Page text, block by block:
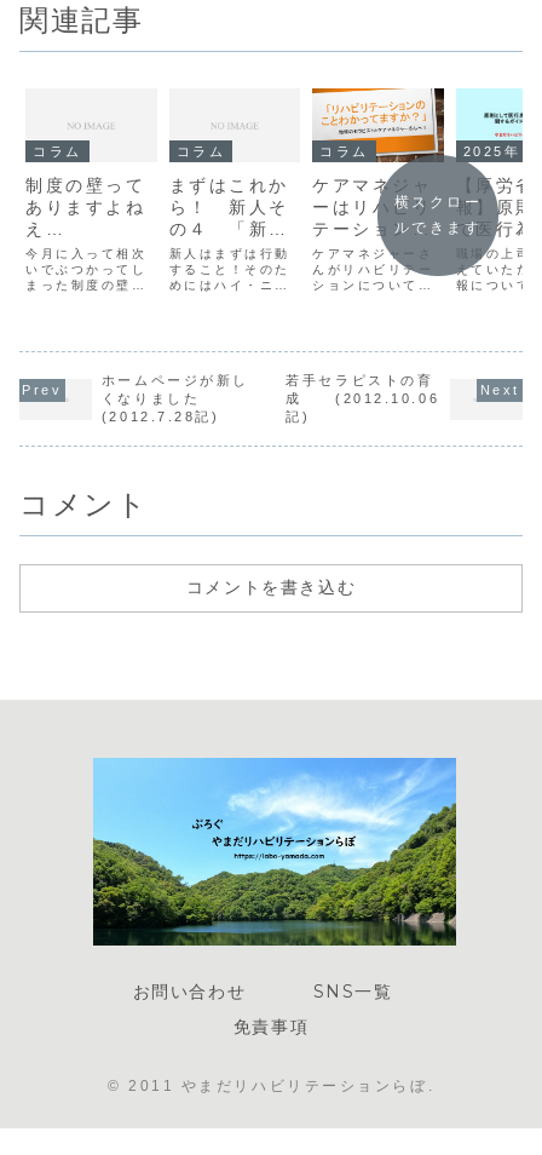
関連記事
コラム
制度の壁って
ありますよね
え
（2011.10.1
5.記）
今月に入って相次
いでぶつかってし
まった制度の壁に
療保険を使っての
訪問を行う事がで
きます。 医師の指
示書があること 週
コラム
まずはこれか
ら！ 新人そ
の４ 「新人
がすべきこと
１」
新人はまずは行動
すること！そのた
めにはハイ・ニコ
において、周囲と
の人間関係は新人
にとって大変重
要。どのような行
手向けシリーズの
コラム
ケアマネジャ
ーはリハビリ
テーションを
正しく活用し
てほしい
ケアマネジャーさ
んがリハビリテー
ションについて正
進むことが出来
る。
2025年
【厚労省
報】原則
て医行為
ない行
するガイ
インにつ
職場の上司
えていただ
報について
れるのが、
までが医行
横スクロー
ルできます
ホームページが新し
くなりました
(2012.7.28記)
若手セラピストの育
成 (2012.10.06
記)
コメント
コメントを書き込む
お問い合わせ
SNS一覧
免責事項
© 2011 やまだリハビリテーションらぼ.